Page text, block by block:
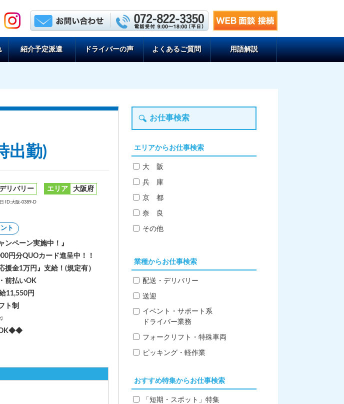
紹介予定派遣 ドライバーの声 よくあるご質問 用語解説
出勤)
リバリー エリア 大阪府
ID:大阪-0389-D
ト
ンペーン実施中！』
円分QUOカード進呈中！！
金1万円』支給！(規定有）
前払いOK
11,550円
ト制
お仕事検索
エリアからお仕事検索
大 阪
兵 庫
京 都
奈 良
その他
業種からお仕事検索
配送・デリバリー
送迎
イベント・サポート系
ドライバー業務
フォークリフト・特殊車両
ピッキング・軽作業
おすすめ特集からお仕事検索
「短期・スポット」特集